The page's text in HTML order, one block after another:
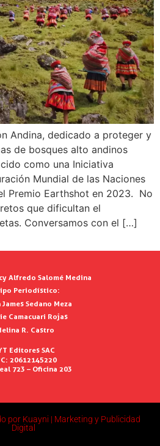
Andina, dedicado a proteger y
de bosques alto andinos
como una Iniciativa
Mundial de las Naciones
Premio Earthshot en 2023. No
que dificultan el
Conversamos con el […]
Alfredo Salomé Medina
Periodístico:
Sedano Meza
Camacuari Rojas
R. Castro
Editores SAC
20612145220
723 – Oficina 203
por Kuayni | Marketing y Publicidad
Digital